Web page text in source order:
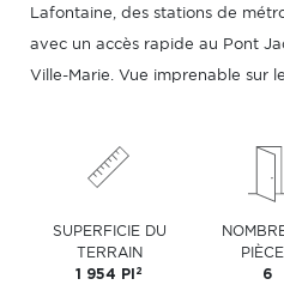
Lafontaine, des stations de
avec un accès rapide au Pont
Ville-Marie. Vue imprenable sur
SUPERFICIE DU
TERRAIN
1 954 PI 2
6